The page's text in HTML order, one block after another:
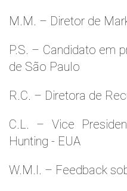
M.M. – Diretor de
P.S. – Candidato em
de São Paulo
R.C. – Diretora de
C.L. – Vice
Hunting - EUA
W.M.l. – Feedback